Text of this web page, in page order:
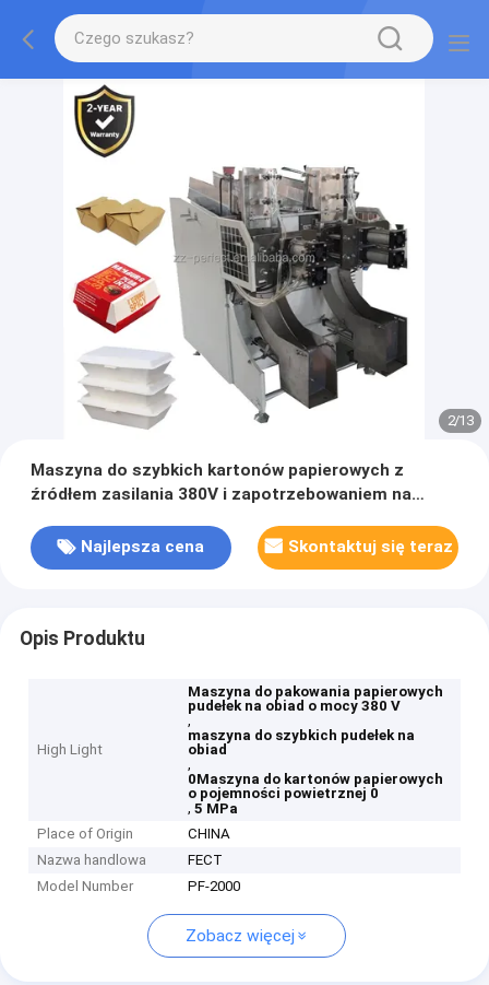
2/13
Maszyna do szybkich kartonów papierowych z
źródłem zasilania 380V i zapotrzebowaniem na
Najlepsza cena
Skontaktuj się teraz
Opis Produktu
High Light
Maszyna do pakowania papierowych
pudełek na obiad o mocy 380 V
,
maszyna do szybkich pudełek na
obiad
,
0Maszyna do kartonów papierowych
o pojemności powietrznej 0
,5 MPa
Place of Origin
CHINA
Nazwa handlowa
FECT
Model Number
PF-2000
Zobacz więcej